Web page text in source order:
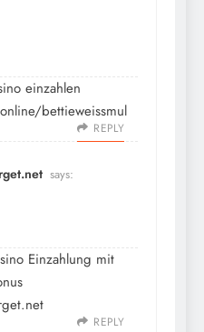
einzahlen
bettieweissmul
REPLY
says:
Einzahlung mit
REPLY